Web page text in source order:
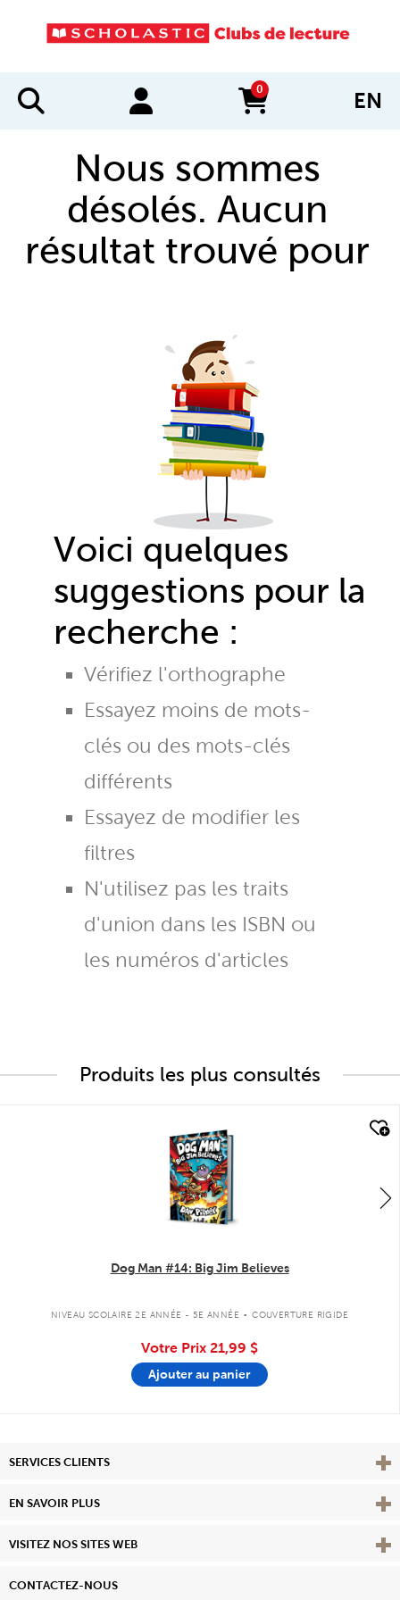
0
items in cart EN
Nous sommes
désolés. Aucun
résultat trouvé pour
Voici quelques
suggestions pour la
recherche :
Vérifiez l'orthographe
Essayez moins de mots-
clés ou des mots-clés
différents
Essayez de modifier les
filtres
N'utilisez pas les traits
d'union dans les ISBN ou
les numéros d'articles
Produits les plus consultés
Dog Man #14: Big Jim Believes
NIVEAU SCOLAIRE 2E ANNÉE - 5E ANNÉE . COUVERTURE RIGIDE
Votre Prix 21,99 $
Ajouter au panier
SERVICES CLIENTS
EN SAVOIR PLUS View
VISITEZ NOS SITES WEB
CONTACTEZ-NOUS